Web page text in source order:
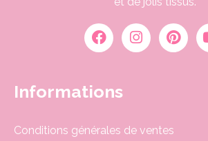
Informations
Conditions générales de ventes